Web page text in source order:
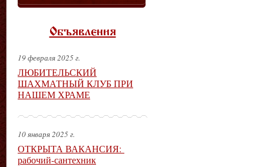
Объявления
19 февраля 2025 г.
ЛЮБИТЕЛЬСКИЙ
ШАХМАТНЫЙ КЛУБ ПРИ
НАШЕМ ХРАМЕ
10 января 2025 г.
ОТКРЫТА ВАКАНСИЯ:
рабочий-сантехник